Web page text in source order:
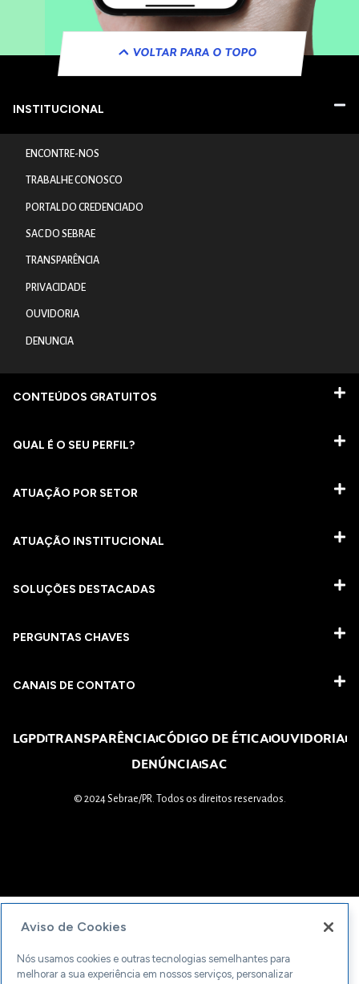
VOLTAR PARA O TOPO
INSTITUCIONAL
ENCONTRE-NOS
TRABALHE CONOSCO
PORTAL DO CREDENCIADO
SAC DO SEBRAE
TRANSPARÊNCIA
PRIVACIDADE
OUVIDORIA
DENUNCIA
CONTEÚDOS GRATUITOS
QUAL É O SEU PERFIL?
ATUAÇÃO POR SETOR
ATUAÇÃO INSTITUCIONAL
SOLUÇÕES DESTACADAS
PERGUNTAS CHAVES​
CANAIS DE CONTATO
LGPDTRANSPARÊNCIACÓDIGO DE ÉTICAOUVIDORIA
DENÚNCIASAC
© 2024 Sebrae/PR. Todos os direitos reservados.
Aviso de Cookies
Nós usamos cookies e outras tecnologias semelhantes para
melhorar a sua experiência em nossos serviços, personalizar